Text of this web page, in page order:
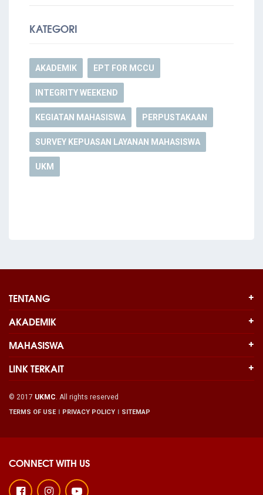
KATEGORI
AKADEMIK EPT FOR MCCU
INTEGRITY WEEKEND
KEGIATAN MAHASISWA PERPUSTAKAAN
SURVEY KEPUASAN LAYANAN MAHASISWA
UKM
TENTANG
AKADEMIK
MAHASISWA
LINK TERKAIT
© 2017 UKMC. All rights reserved
TERMS OF USE PRIVACY POLICY SITEMAP
CONNECT WITH US